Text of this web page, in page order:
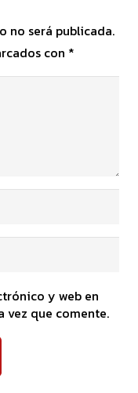
no será publicada.
con *
y web en
vez que comente.